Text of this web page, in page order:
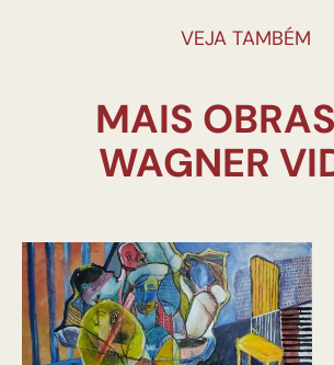
VEJA TAMBÉM
MAIS